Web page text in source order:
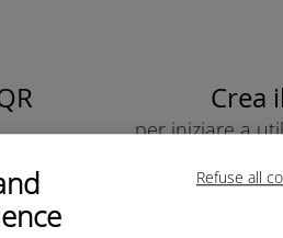
Refuse all
Crea
per iniziare a
controllare il